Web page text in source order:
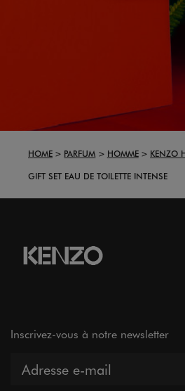
HOME PARFUM HOMME
KENZO
GIFT SET EAU DE TOILETTE INTENSE
Inscrivez-vous à notre newsletter